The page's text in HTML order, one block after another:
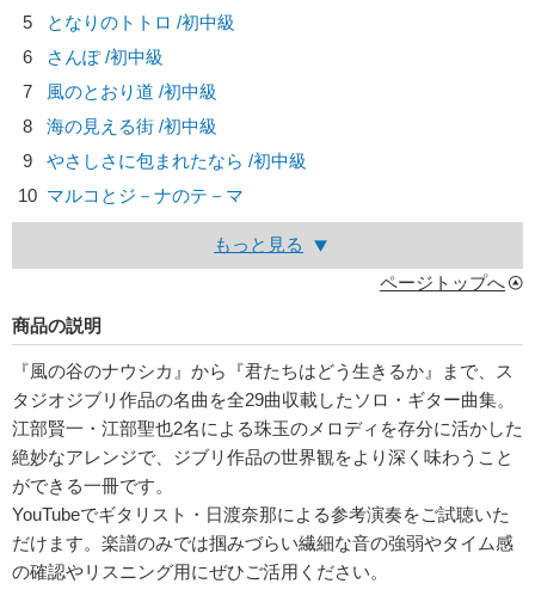
5
となりのトトロ /初中級
6
さんぽ /初中級
7
風のとおり道 /初中級
8
海の見える街 /初中級
9
やさしさに包まれたなら /初中級
10 マルコとジ－ナのテ－マ
もっと見る
ページトップへ
商品の説明
『風の谷のナウシカ』から『君たちはどう生きるか』まで、ス
タジオジブリ作品の名曲を全29曲収載したソロ・ギター曲集。
江部賢一・江部聖也2名による珠玉のメロディを存分に活かした
絶妙なアレンジで、ジブリ作品の世界観をより深く味わうこと
ができる一冊です。
YouTubeでギタリスト・日渡奈那による参考演奏をご試聴いた
だけます。楽譜のみでは掴みづらい繊細な音の強弱やタイム感
の確認やリスニング用にぜひご活用ください。